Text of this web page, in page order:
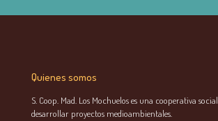
Quienes somos
S. Coop. Mad. Los Mochuelos es una cooperativa
desarrollar proyectos medioambientales.